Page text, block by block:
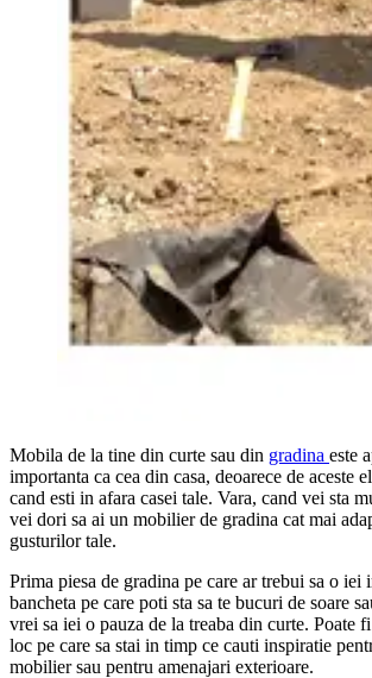
Mobila de la tine din curte sau din gradina este
importanta ca cea din casa, deoarece de aceste
cand esti in afara casei tale. Vara, cand vei sta
vei dori sa ai un mobilier de gradina cat mai
gusturilor tale.
Prima piesa de gradina pe care ar trebui sa o iei
bancheta pe care poti sta sa te bucuri de soare
vrei sa iei o pauza de la treaba din curte. Poate
loc pe care sa stai in timp ce cauti inspiratie
mobilier sau pentru amenajari exterioare.